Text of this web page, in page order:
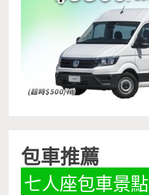
包車推薦
七人座包車景點